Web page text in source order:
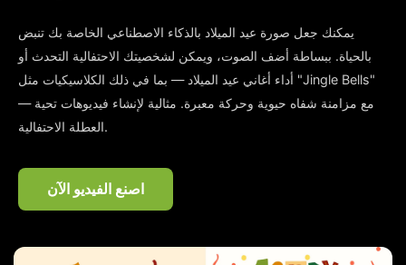
يمكنك جعل صورة عيد الميلاد بالذكاء الاصطناعي الخاصة بك تنبض
بالحياة. ببساطة أضف الصوت، ويمكن لشخصيتك الاحتفالية التحدث أو
أداء أغاني عيد الميلاد — بما في ذلك الكلاسيكيات مثل "Jingle Bells"
— مع مزامنة شفاه حيوية وحركة معبرة. مثالية لإنشاء فيديوهات تحية
العطلة الاحتفالية.
اصنع الفيديو الآن